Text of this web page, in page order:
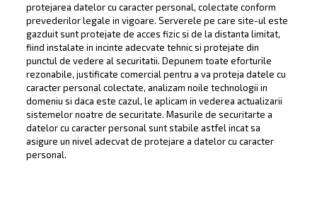
protejarea datelor cu caracter personal, colectate conform
prevederilor legale in vigoare. Serverele pe care site-ul este
gazduit sunt protejate de acces fizic si de la distanta limitat,
fiind instalate in incinte adecvate tehnic si protejate din
punctul de vedere al securitatii. Depunem toate eforturile
rezonabile, justificate comercial pentru a va proteja datele cu
caracter personal colectate, analizam noile technologii in
domeniu si daca este cazul, le aplicam in vederea actualizarii
sistemelor noatre de securitate. Masurile de securitarte a
datelor cu caracter personal sunt stabile astfel incat sa
asigure un nivel adecvat de protejare a datelor cu caracter
personal.